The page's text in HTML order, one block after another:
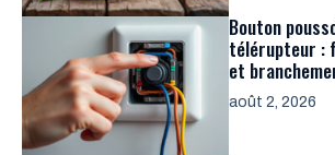
Bouton
télérupteur :
et
août 2, 2026